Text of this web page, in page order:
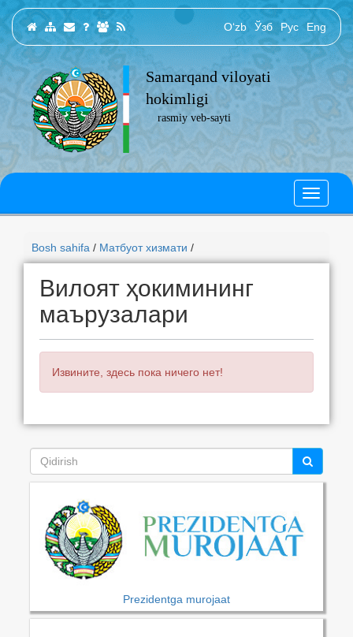
O‘zb Ўзб Рус Eng
Samarqand viloyati
hokimligi
rasmiy veb-sayti
Bosh sahifa / Матбуот хизмати /
Вилоят ҳокимининг
маърузалари
Извините, здесь пока ничего нет!
Prezidentga murojaat